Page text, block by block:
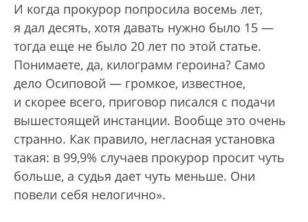
И когда прокурор попросила восемь лет,
я дал десять, хотя давать нужно было 15 —
тогда еще не было 20 лет по этой статье.
Понимаете, да, килограмм героина? Само
дело Осиповой — громкое, известное,
и скорее всего, приговор писался с подачи
вышестоящей инстанции. Вообще это очень
странно. Как правило, негласная установка
такая: в 99,9% случаев прокурор просит чуть
больше, а судья дает чуть меньше. Они
повели себя нелогично».